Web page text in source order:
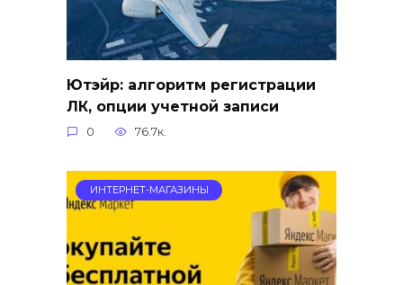
Ютэйр: алгоритм регистрации
ЛК, опции учетной записи
0 76.7к.
ИНТЕРНЕТ-МАГАЗИНЫ